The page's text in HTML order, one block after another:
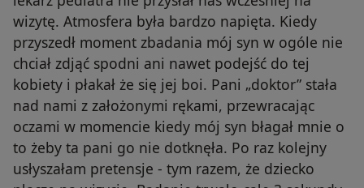
wizytę. Atmosfera była bardzo napięta. Kiedy
przyszedł moment zbadania mój syn w ogóle nie
chciał zdjąć spodni ani nawet podejść do tej
kobiety i płakał że się jej boi. Pani „doktor” stała
nad nami z założonymi rękami, przewracając
oczami w momencie kiedy mój syn błagał mnie o
to żeby ta pani go nie dotknęła. Po raz kolejny
usłyszałam pretensje - tym razem, że dziecko